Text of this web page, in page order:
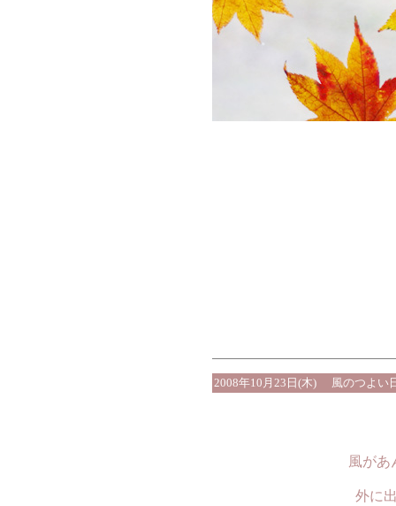
2008年10月23日(木) 風のつよい
風があ
外に